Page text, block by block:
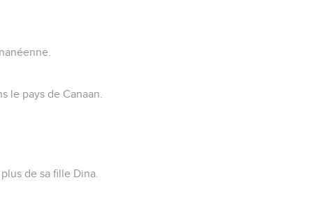
le pays de Canaan.
de sa fille Dina.